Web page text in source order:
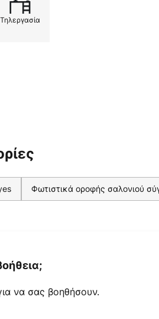
Τηλεργασία
Φωτιστικά οροφής σαλονιού
να σας βοηθήσουν.